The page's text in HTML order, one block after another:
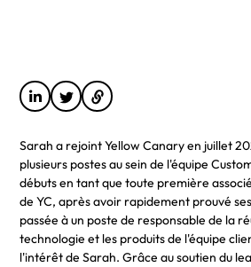
Sarah a rejoint Yellow Canary en juillet
plusieurs postes au sein de l'équipe
débuts en tant que toute première
de YC, après avoir rapidement prouvé
passée à un poste de responsable de la
technologie et les produits de l'équipe
l'intérêt de Sarah. Grâce au soutien du